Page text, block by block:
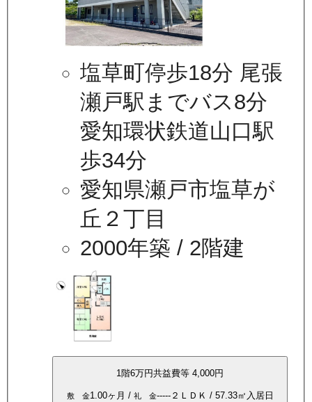
塩草町停歩18分 尾張
瀬戸駅までバス8分
愛知環状鉄道山口駅
歩34分
愛知県瀬戸市塩草が
丘２丁目
2000年築 / 2階建
1階6万円共益費等 4,000円
敷 金1.00ヶ月 / 礼 金-----２ＬＤＫ / 57.33㎡ 入居日